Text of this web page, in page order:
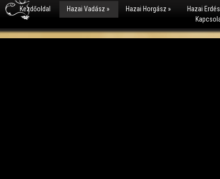
Kezdőoldal Hazai Vadász » Hazai Horgász »
Hazai